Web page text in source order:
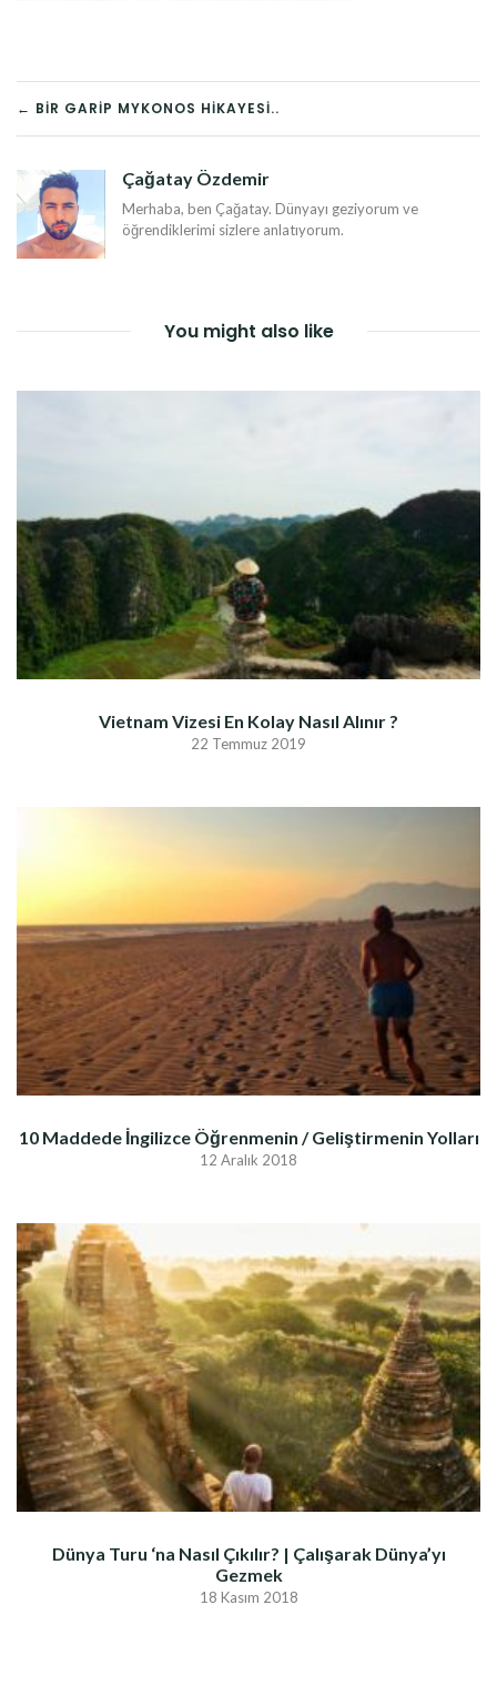
YAZI
DOLAŞIMI
← BIR GARIP MYKONOS HIKAYESI..
Çağatay Özdemir
Merhaba, ben Çağatay. Dünyayı geziyorum ve
öğrendiklerimi sizlere anlatıyorum.
You might also like
Vietnam Vizesi En Kolay Nasıl Alınır ?
22 Temmuz 2019
10 Maddede İngilizce Öğrenmenin / Geliştirmenin Yolları
12 Aralık 2018
Dünya Turu ‘na Nasıl Çıkılır? | Çalışarak Dünya’yı
Gezmek
18 Kasım 2018